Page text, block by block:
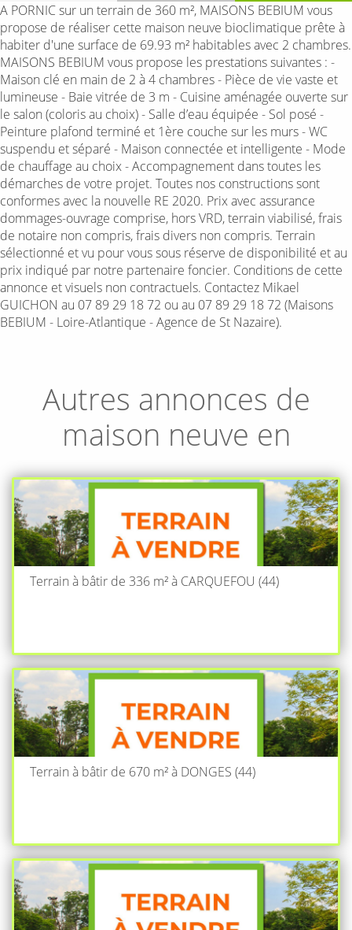
A PORNIC sur un terrain de 360 m², MAISONS BEBIUM vous
propose de réaliser cette maison neuve bioclimatique prête à
habiter d'une surface de 69.93 m² habitables avec 2 chambres.
MAISONS BEBIUM vous propose les prestations suivantes : -
Maison clé en main de 2 à 4 chambres - Pièce de vie vaste et
lumineuse - Baie vitrée de 3 m - Cuisine aménagée ouverte sur
le salon (coloris au choix) - Salle d’eau équipée - Sol posé -
Peinture plafond terminé et 1ère couche sur les murs - WC
suspendu et séparé - Maison connectée et intelligente - Mode
de chauffage au choix - Accompagnement dans toutes les
démarches de votre projet. Toutes nos constructions sont
conformes avec la nouvelle RE 2020. Prix avec assurance
dommages-ouvrage comprise, hors VRD, terrain viabilisé, frais
de notaire non compris, frais divers non compris. Terrain
sélectionné et vu pour vous sous réserve de disponibilité et au
prix indiqué par notre partenaire foncier. Conditions de cette
annonce et visuels non contractuels. Contactez Mikael
GUICHON au 07 89 29 18 72 ou au 07 89 29 18 72 (Maisons
BEBIUM - Loire-Atlantique - Agence de St Nazaire).
Autres annonces de
maison neuve en
Terrain à bâtir de 336 m² à CARQUEFOU (44)
Terrain à bâtir de 670 m² à DONGES (44)